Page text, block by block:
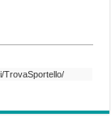
TrovaSportello/